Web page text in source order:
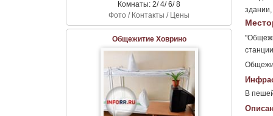
Комнаты: 2/ 4/ 6/ 8
Фото / Контакты / Цены
Общежитие Ховрино
В